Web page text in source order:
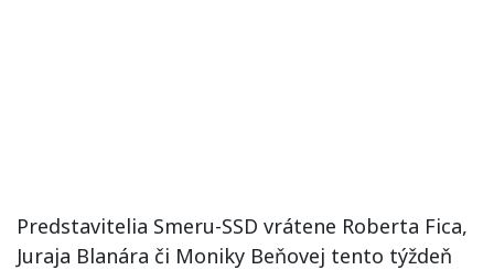
Predstavitelia Smeru-SSD vrátene Roberta Fica,
Juraja Blanára či Moniky Beňovej tento týždeň